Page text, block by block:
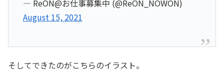
— ReON@お仕事募集中 (@ReON_NOWON)
August 15, 2021
そしてできたのがこちらのイラスト。